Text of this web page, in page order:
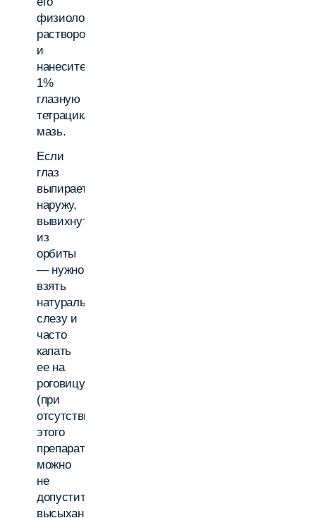
физиологическим
раствором
и
нанесите
1%
глазную
тетрациклиновую
мазь.
Если
глаз
выпирает
наружу,
вывихнут
из
орбиты
— нужно
взять
натуральную
слезу и
часто
капать
ее на
роговицу
(при
отсутствии
этого
препарата
можно
не
допустить
высыхания